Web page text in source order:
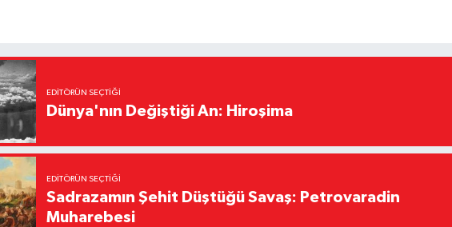
EDITÖRÜN SEÇTIĞI
Dünya'nın Değiştiği An: Hiroşima
EDITÖRÜN SEÇTIĞI
Sadrazamın Şehit Düştüğü Savaş: Petrovaradin
Muharebesi